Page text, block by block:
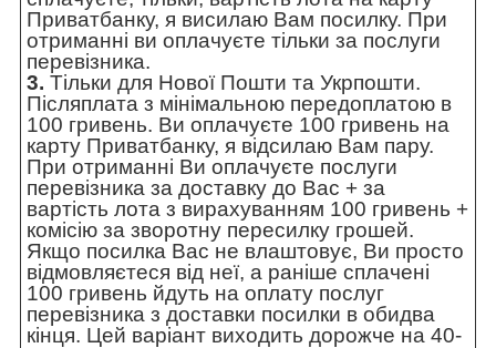
Приватбанку, я висилаю Вам посилку. При
отриманні ви оплачуєте тільки за послуги
перевізника.
3. Тільки для Нової Пошти та Укрпошти.
Післяплата з мінімальною передоплатою в
100 гривень. Ви оплачуєте 100 гривень на
карту Приватбанку, я відсилаю Вам пару.
При отриманні Ви оплачуєте послуги
перевізника за доставку до Вас + за
вартість лота з вирахуванням 100 гривень +
комісію за зворотну пересилку грошей.
Якщо посилка Вас не влаштовує, Ви просто
відмовляєтеся від неї, а раніше сплачені
100 гривень йдуть на оплату послуг
перевізника з доставки посилки в обидва
кінця. Цей варіант виходить дорожче на 40-